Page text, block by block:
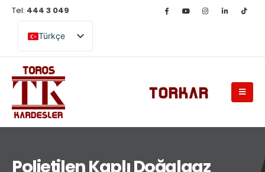
Tel: 444 3 049
Türkçe
English (UK)
Polietilen Kaplı Doğalgaz